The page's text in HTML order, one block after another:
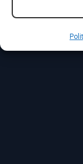
Tedee